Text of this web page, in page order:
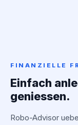
FINANZIELLE
Einfach
geniessen.
Robo-Advisor